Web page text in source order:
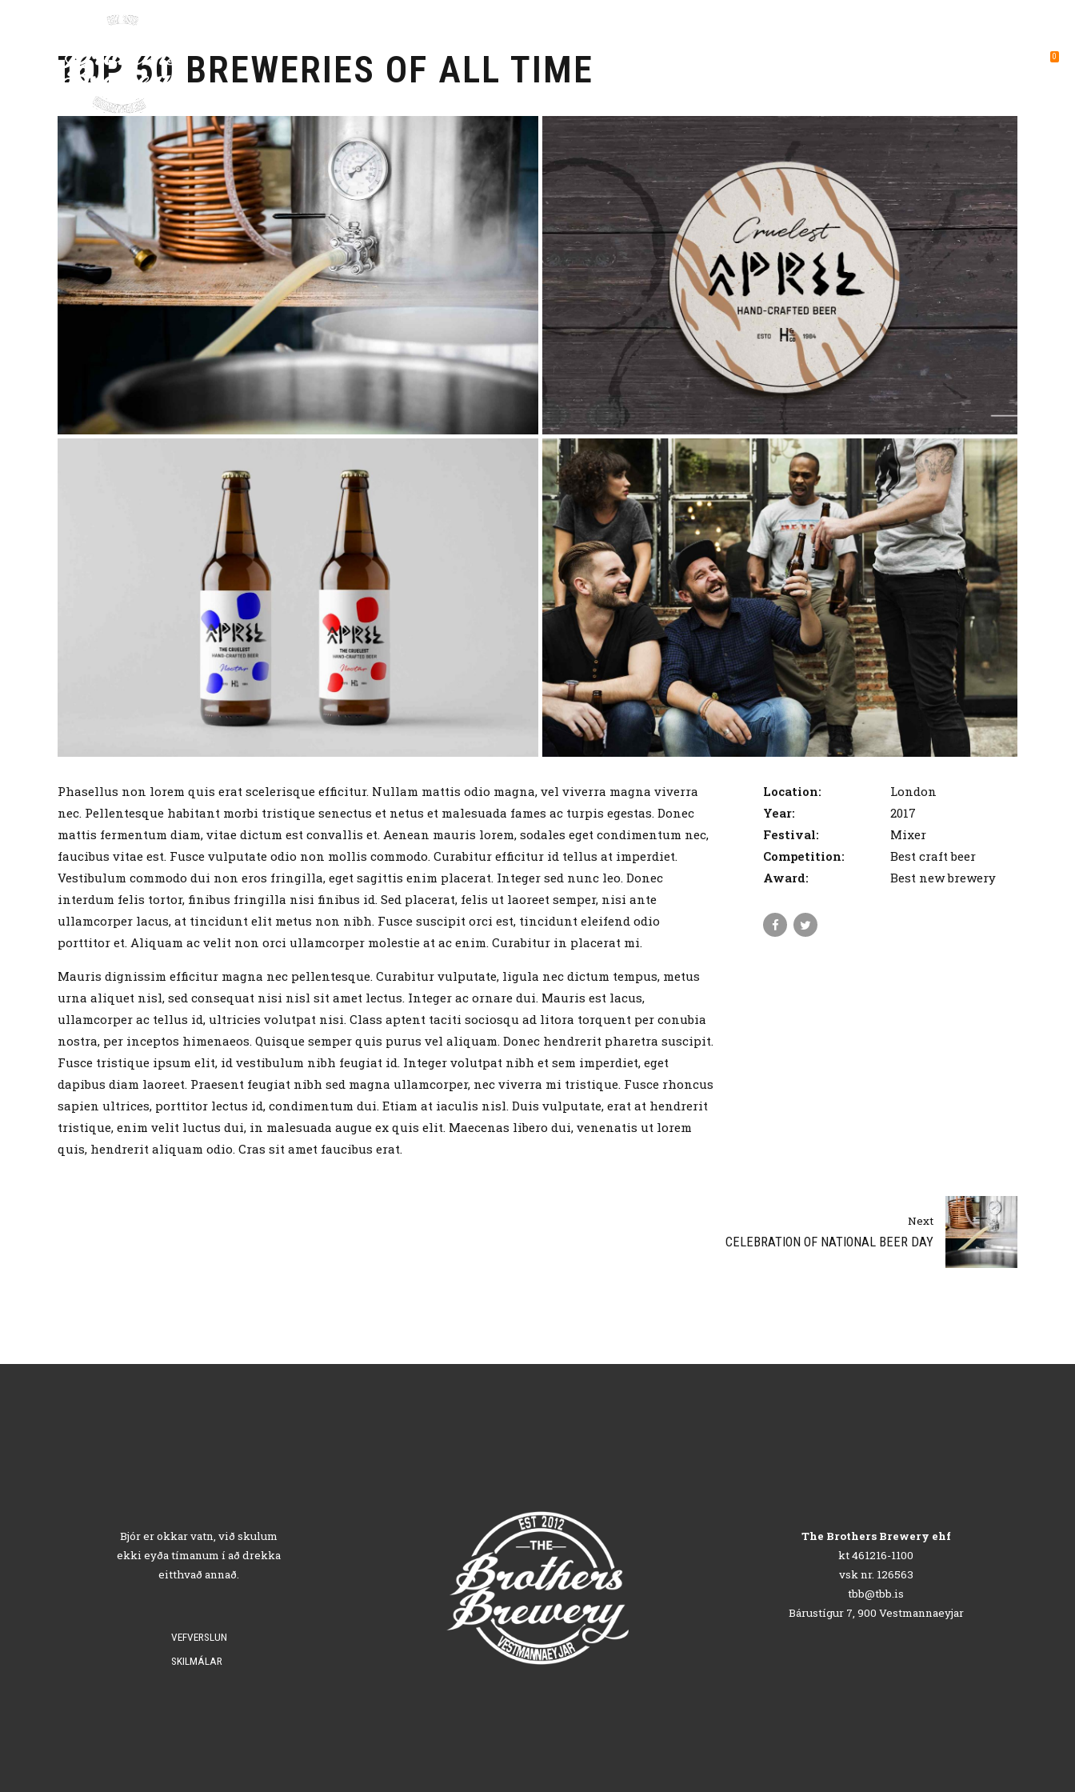
0
TOP 50 BREWERIES OF ALL TIME
Phasellus non lorem quis erat scelerisque efficitur. Nullam mattis odio magna, vel viverra magna viverra
nec. Pellentesque habitant morbi tristique senectus et netus et malesuada fames ac turpis egestas. Donec
mattis fermentum diam, vitae dictum est convallis et. Aenean mauris lorem, sodales eget condimentum nec,
faucibus vitae est. Fusce vulputate odio non mollis commodo. Curabitur efficitur id tellus at imperdiet.
Vestibulum commodo dui non eros fringilla, eget sagittis enim placerat. Integer sed nunc leo. Donec
interdum felis tortor, finibus fringilla nisi finibus id. Sed placerat, felis ut laoreet semper, nisi ante
ullamcorper lacus, at tincidunt elit metus non nibh. Fusce suscipit orci est, tincidunt eleifend odio
porttitor et. Aliquam ac velit non orci ullamcorper molestie at ac enim. Curabitur in placerat mi.
Mauris dignissim efficitur magna nec pellentesque. Curabitur vulputate, ligula nec dictum tempus, metus
urna aliquet nisl, sed consequat nisi nisl sit amet lectus. Integer ac ornare dui. Mauris est lacus,
ullamcorper ac tellus id, ultricies volutpat nisi. Class aptent taciti sociosqu ad litora torquent per conubia
nostra, per inceptos himenaeos. Quisque semper quis purus vel aliquam. Donec hendrerit pharetra suscipit.
Fusce tristique ipsum elit, id vestibulum nibh feugiat id. Integer volutpat nibh et sem imperdiet, eget
dapibus diam laoreet. Praesent feugiat nibh sed magna ullamcorper, nec viverra mi tristique. Fusce rhoncus
sapien ultrices, porttitor lectus id, condimentum dui. Etiam at iaculis nisl. Duis vulputate, erat at hendrerit
tristique, enim velit luctus dui, in malesuada augue ex quis elit. Maecenas libero dui, venenatis ut lorem
quis, hendrerit aliquam odio. Cras sit amet faucibus erat.
Location:
London
Year:
2017
Festival:
Mixer
Competition:
Best craft beer
Award:
Best new brewery
Next
CELEBRATION OF NATIONAL BEER DAY
Bjór er okkar vatn, við skulum
ekki eyða tímanum í að drekka
eitthvað annað.
VEFVERSLUN
SKILMÁLAR
The Brothers Brewery ehf
kt 461216-1100
vsk nr. 126563
tbb@tbb.is
Bárustígur 7, 900 Vestmannaeyjar